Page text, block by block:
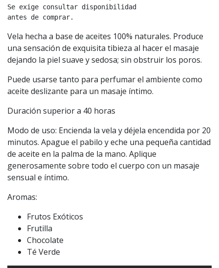
Se exige consultar disponibilidad
antes de comprar.
Vela hecha a base de aceites 100% naturales. Produce
una sensación de exquisita tibieza al hacer el masaje
dejando la piel suave y sedosa; sin obstruir los poros.
Puede usarse tanto para perfumar el ambiente como
aceite deslizante para un masaje íntimo.
Duración superior a 40 horas
Modo de uso: Encienda la vela y déjela encendida por 20
minutos. Apague el pabilo y eche una pequeña cantidad
de aceite en la palma de la mano. Aplique
generosamente sobre todo el cuerpo con un masaje
sensual e íntimo.
Aromas:
Frutos Exóticos
Frutilla
Chocolate
Té Verde